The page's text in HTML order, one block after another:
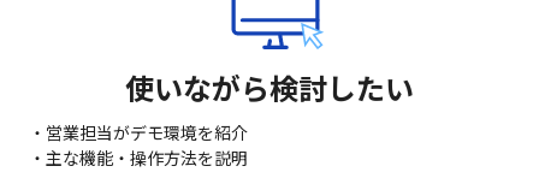
使いながら検討したい
・営業担当がデモ環境を紹介
・主な機能・操作方法を説明